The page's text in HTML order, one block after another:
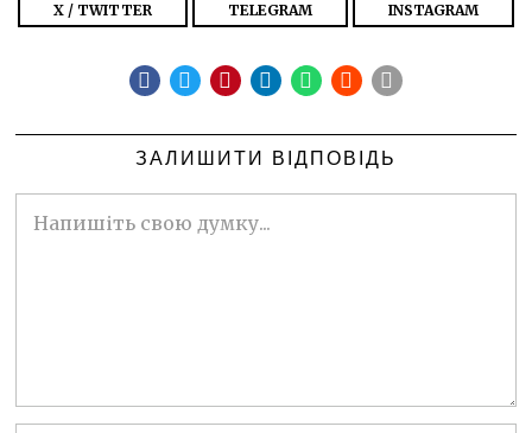
X / TWITTER TELEGRAM INSTAGRAM
ЗАЛИШИТИ ВІДПОВІДЬ